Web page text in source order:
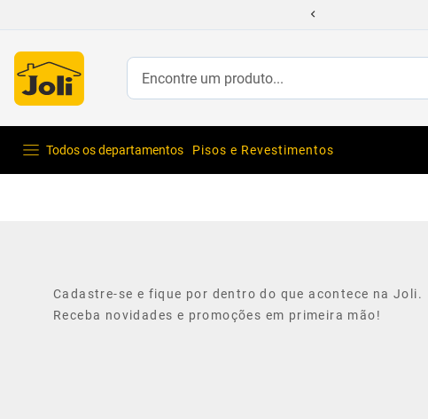
Encontre um produto...
Todos os departamentos Pisos e Revestimentos
Cadastre-se e fique por dentro do que acontece na Joli.
Receba novidades e promoções em primeira mão!